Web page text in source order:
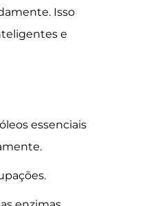
Isso
e
essenciais